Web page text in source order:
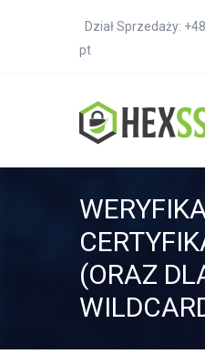
Dział Sprzedaży:
pt
(ORAZ